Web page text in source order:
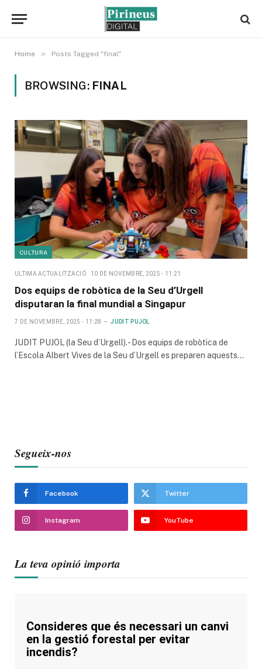
Home » Posts Tagged "final"
BROWSING: FINAL
CULTURA
ULTIMA ACTUALITZACIÓ 10 DE NOVEMBRE, 2025 - 11:21
Dos equips de robòtica de la Seu d’Urgell
disputaran la final mundial a Singapur
7 DE NOVEMBRE, 2025 - 11:28 JUDIT PUJOL
JUDIT PUJOL (la Seu d’Urgell).- Dos equips de robòtica de
l’Escola Albert Vives de la Seu d’Urgell es preparen aquests…
Segueix-nos
Facebook Twitter
Instagram YouTube
La teva opinió importa
Consideres que és necessari un canvi
en la gestió forestal per evitar
incendis?